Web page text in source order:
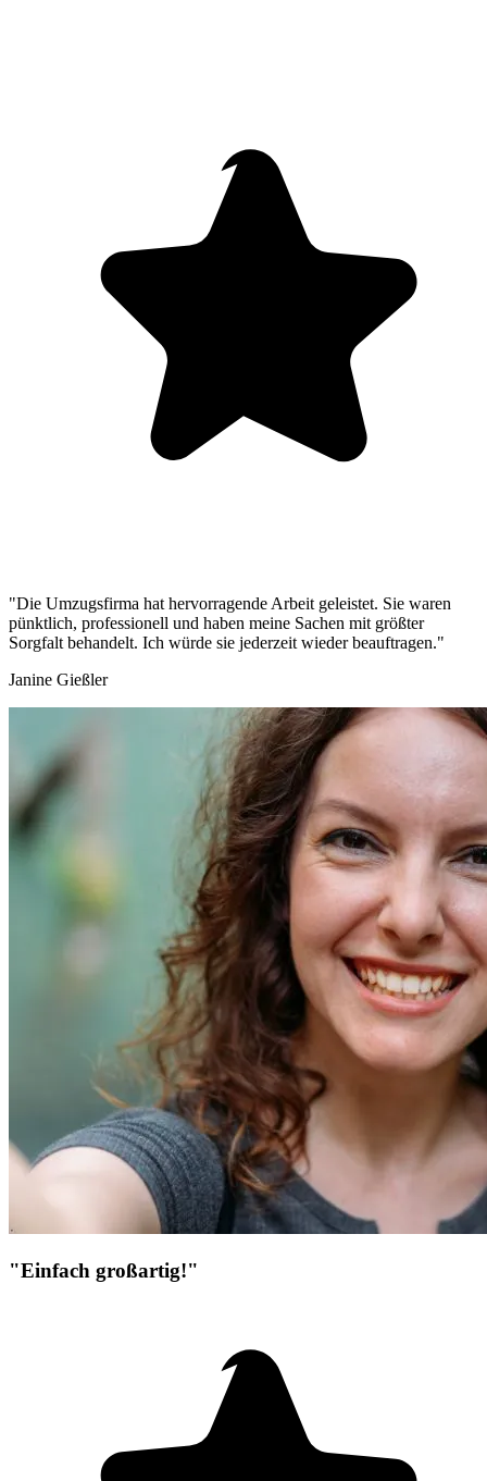
"Die Umzugsfirma hat hervorragende Arbeit geleistet. Sie waren
pünktlich, professionell und haben meine Sachen mit größter
Sorgfalt behandelt. Ich würde sie jederzeit wieder beauftragen."
Janine Gießler
"Einfach großartig!"